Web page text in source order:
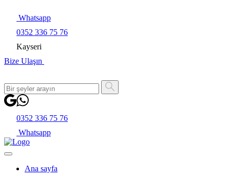
Whatsapp
0352 336 75 76
Kayseri
Bize Ulaşın
0352 336 75 76
Whatsapp
Ana sayfa